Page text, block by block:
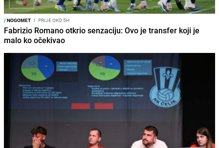
/NOGOMET I PRIJE OKO 5H
Fabrizio Romano otkrio senzaciju: Ovo je transfer koji je
malo ko očekivao